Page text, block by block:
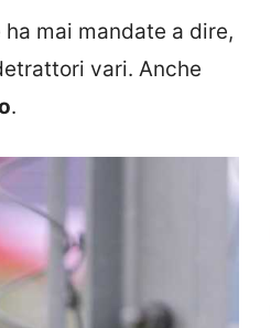
mai mandate a dire,
vari. Anche
.